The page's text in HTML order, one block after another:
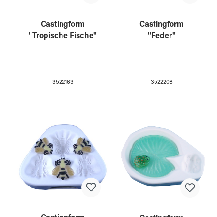
Castingform
"Tropische Fische"
3522163
Castingform
"Feder"
3522208